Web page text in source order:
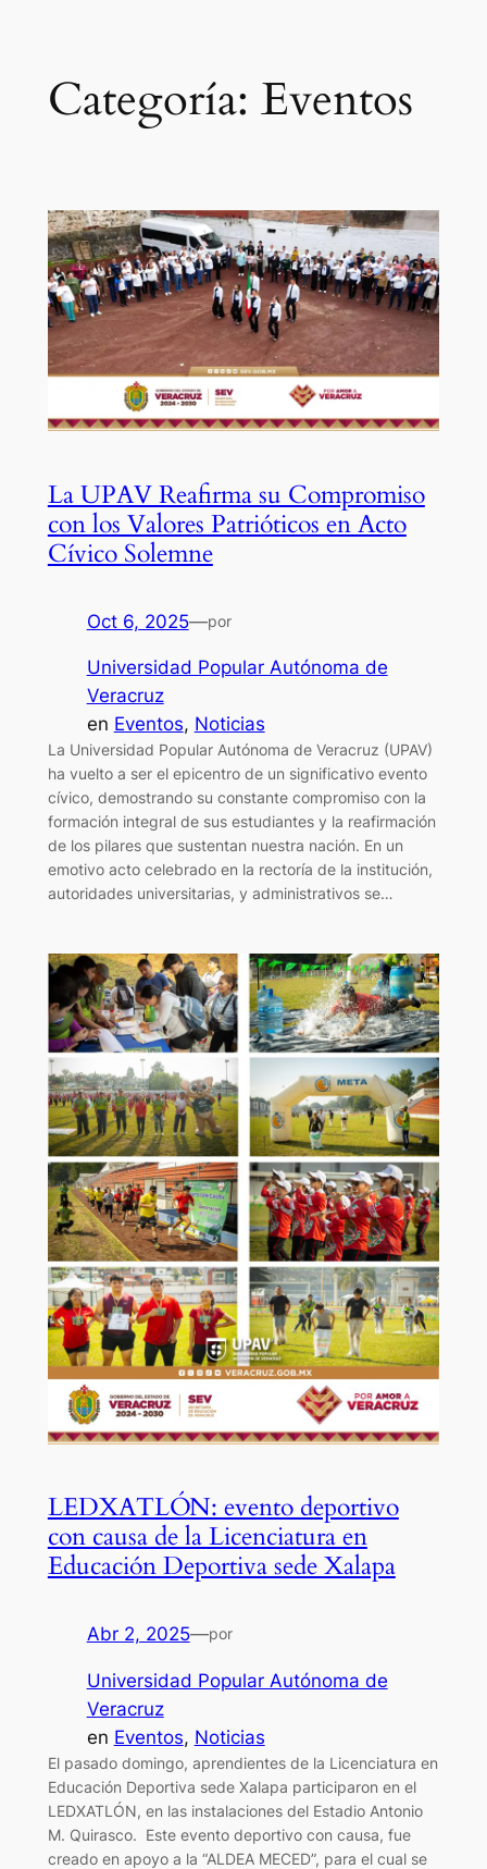
contenidoCategoría: Eventos
La UPAV Reafirma su Compromiso
con los Valores Patrióticos en Acto
Cívico Solemne
Oct 6, 2025—por
Universidad Popular Autónoma de
Veracruz
en Eventos, Noticias
La Universidad Popular Autónoma de Veracruz (UPAV)
ha vuelto a ser el epicentro de un significativo evento
cívico, demostrando su constante compromiso con la
formación integral de sus estudiantes y la reafirmación
de los pilares que sustentan nuestra nación. En un
emotivo acto celebrado en la rectoría de la institución,
autoridades universitarias, y administrativos se…
LEDXATLÓN: evento deportivo
con causa de la Licenciatura en
Educación Deportiva sede Xalapa
Abr 2, 2025—por
Universidad Popular Autónoma de
Veracruz
en Eventos, Noticias
El pasado domingo, aprendientes de la Licenciatura en
Educación Deportiva sede Xalapa participaron en el
LEDXATLÓN, en las instalaciones del Estadio Antonio
M. Quirasco. Este evento deportivo con causa, fue
creado en apoyo a la “ALDEA MECED”, para el cual se